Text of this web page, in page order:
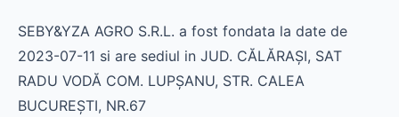
SEBY&YZA AGRO S.R.L. a fost fondata la date de
2023-07-11 si are sediul in JUD. CĂLĂRAŞI, SAT
RADU VODĂ COM. LUPŞANU, STR. CALEA
BUCUREŞTI, NR.67